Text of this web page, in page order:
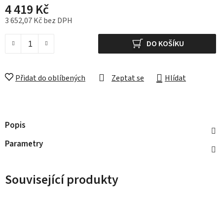
4 419 Kč
3 652,07 Kč bez DPH
DO KOŠÍKU
Zeptat se Hlídat
Přidat do oblíbených
Popis
Parametry
Související produkty